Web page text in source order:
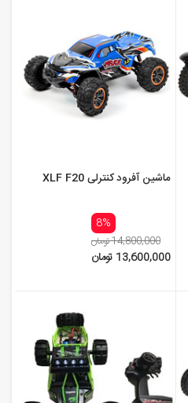
ماشین آفرود کنترلی XLF F20
8%
14,800,000 تومان
13,600,000 تومان